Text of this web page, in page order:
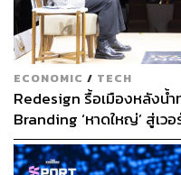
ECONOMIC / TECH
Redesign รื้อเมืองหลังน้
Branding ‘หาดใหญ่’ สู่เว